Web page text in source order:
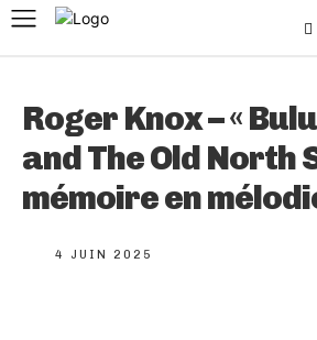
Roger Knox – «
and The Old North
mémoire en
4 JUIN 2025